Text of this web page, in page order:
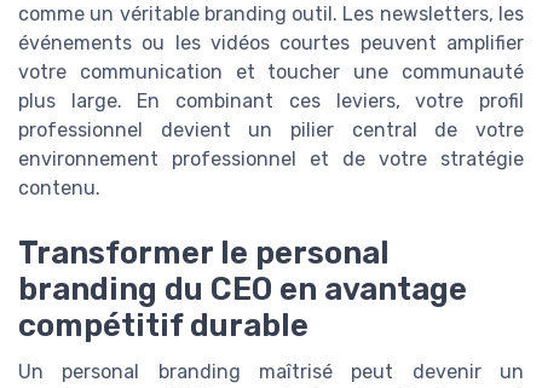
comme un véritable branding outil. Les newsletters, les
événements ou les vidéos courtes peuvent amplifier
votre communication et toucher une communauté
plus large. En combinant ces leviers, votre profil
professionnel devient un pilier central de votre
environnement professionnel et de votre stratégie
contenu.
Transformer le personal
branding du CEO en avantage
compétitif durable
Un personal branding maîtrisé peut devenir un